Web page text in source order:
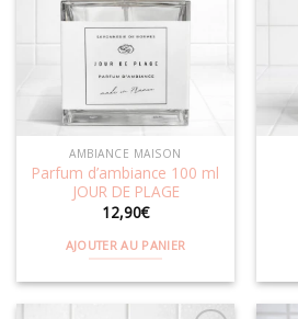
Ajouter
à la
AMBIANCE MAISON
Parfum d’ambiance 100 ml
JOUR DE PLAGE
12,90€
AJOUTER AU PANIER